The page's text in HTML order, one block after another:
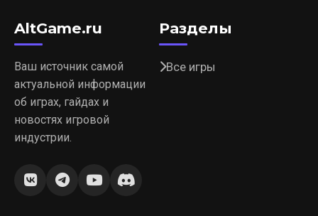
AltGame.ru
Ваш источник самой
актуальной информации
об играх, гайдах и
новостях игровой
индустрии.
Разделы
Все игры